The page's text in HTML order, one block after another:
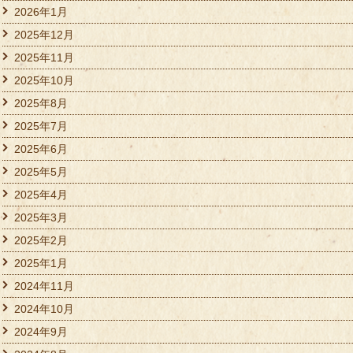
2026年1月
2025年12月
2025年11月
2025年10月
2025年8月
2025年7月
2025年6月
2025年5月
2025年4月
2025年3月
2025年2月
2025年1月
2024年11月
2024年10月
2024年9月